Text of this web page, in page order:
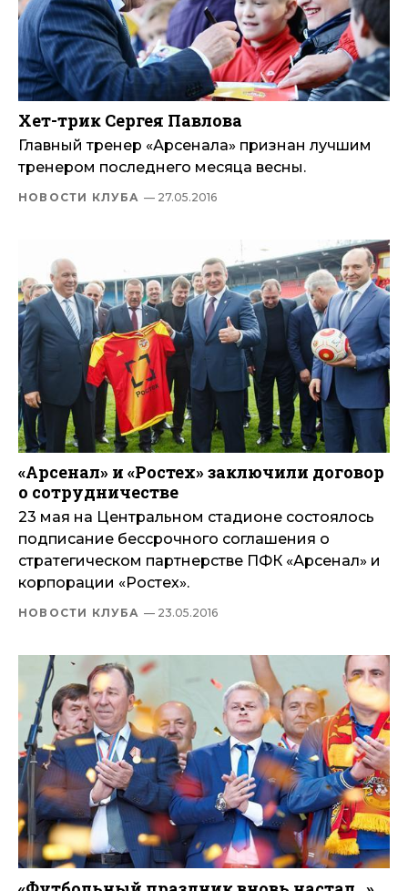
Хет-трик Сергея Павлова
Главный тренер «Арсенала» признан лучшим
тренером последнего месяца весны.
НОВОСТИ КЛУБА — 27.05.2016
«Арсенал» и «Ростех» заключили договор
о сотрудничестве
23 мая на Центральном стадионе состоялось
подписание бессрочного соглашения о
стратегическом партнерстве ПФК «Арсенал» и
корпорации «Ростех».
НОВОСТИ КЛУБА — 23.05.2016